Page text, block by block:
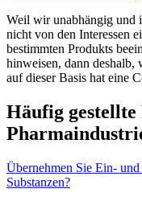
Weil wir unabhängig und
nicht von den Interessen
bestimmten Produkts
hinweisen, dann deshalb,
auf dieser Basis hat eine
Häufig gestellte
Übernehmen Sie Ein-
Substanzen?